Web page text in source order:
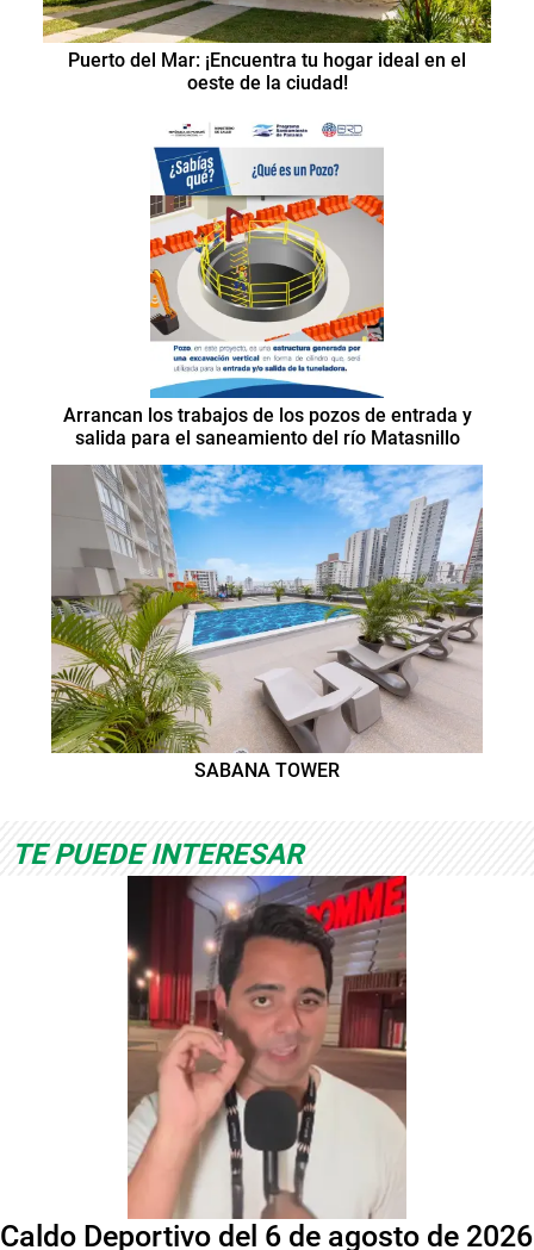
Puerto del Mar: ¡Encuentra tu hogar ideal en el
oeste de la ciudad!
Arrancan los trabajos de los pozos de entrada y
salida para el saneamiento del río Matasnillo
SABANA TOWER
TE PUEDE INTERESAR
Caldo Deportivo del 6 de agosto de 2026